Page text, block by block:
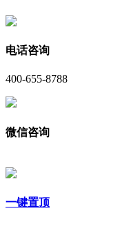
电话咨询
400-655-8788
微信咨询
一键置顶